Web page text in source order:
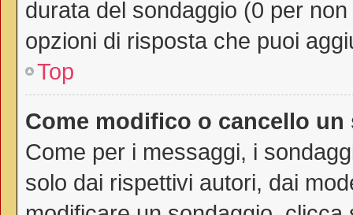
durata del sondaggio (0 per
opzioni di risposta che puoi
Top
Come modifico o cancello
Come per i messaggi, i
solo dai rispettivi autori, dai